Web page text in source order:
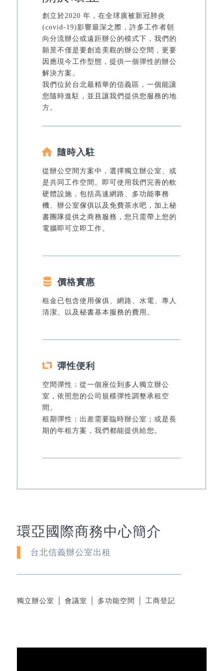
創立於2020 年，在全球廣被新冠肺炎
(covid-19)影響最深之際，許多工作者朝
向分流辦公或遠距辦公的模式下，我們的
願景不僅是要創造美觀的辦公空間，更要
因應現今工作型態，提供一個彈性的辦公
解決方案。
我們位於台北最精華的信義區，一個能讓
您隨時進駐，並且讓我們提供您服務的地
方。
隨時入駐
從辦公空間方案中，選擇獨立辦公室、或
是共同工作空間。即可使用我們完善的軟
硬體設施，包括高速網路、多功能事務
機、辦公室傢俱以及免費茶水吧，加上秘
書團隊提供之商務服務，您只需帶上您的
電腦即可立即工作。
價格實惠
租金已包含使用傢俱、網路、水電、專人
清潔、以及秘書基本服務的費用。
彈性便利
空間彈性：從一個座位到多人獨立辦公
室，依照您的公司規模彈性調整承租空
間。
租期彈性：出差需要臨時辦公室；或是長
期的年租方案，我們都能提供給您。
環亞國際商務中心簡介
台北信義辦公室出租
獨立辦公室 │ 會議室 │ 多功能空間 │ 工商登記